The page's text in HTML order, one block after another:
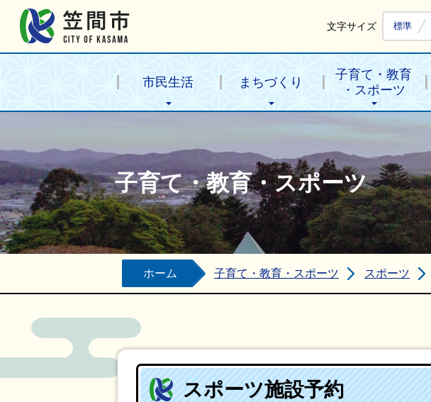
文字サイズ 標準
市民生活 まちづくり
子育て・教育
・スポーツ
子育て・教育・スポーツ
ホーム 子育て・教育・スポーツ スポーツ
スポーツ施設予約